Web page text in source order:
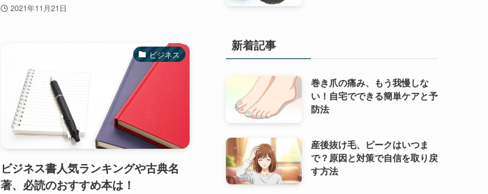
2021年11月21日
ビジネス
ビジネス書人気ランキングや古典名
著、必読のおすすめ本は！
新着記事
巻き爪の痛み、もう我慢しな
い！自宅でできる簡単ケアと予
防法
産後抜け毛、ピークはいつま
で？原因と対策で自信を取り戻
す方法